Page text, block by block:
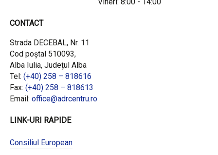
CONTACT
Strada DECEBAL, Nr. 11
Cod poștal 510093,
Alba Iulia, Județul Alba
Tel: (+40) 258 – 818616
Fax: (+40) 258 – 818613
Email: office@adrcentru.ro
LINK-URI RAPIDE
Consiliul European